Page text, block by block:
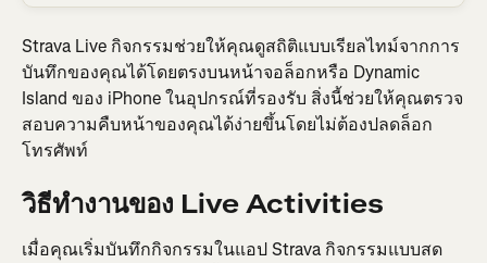
Strava Live กิจกรรมช่วยให้คุณดูสถิติแบบเรียลไทม์จากการ
บันทึกของคุณได้โดยตรงบนหน้าจอล็อกหรือ Dynamic
Island ของ iPhone ในอุปกรณ์ที่รองรับ สิ่งนี้ช่วยให้คุณตรวจ
สอบความคืบหน้าของคุณได้ง่ายขึ้นโดยไม่ต้องปลดล็อก
โทรศัพท์
วิธีทำงานของ Live Activities
เมื่อคุณเริ่มบันทึกกิจกรรมในแอป Strava กิจกรรมแบบสด